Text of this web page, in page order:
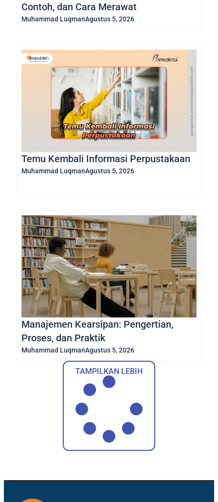
Contoh, dan Cara Merawat
Muhammad LuqmanAgustus 5, 2026
Temu Kembali Informasi Perpustakaan
Muhammad LuqmanAgustus 5, 2026
Manajemen Kearsipan: Pengertian,
Proses, dan Praktik
Muhammad LuqmanAgustus 5, 2026
TAMPILKAN LEBIH